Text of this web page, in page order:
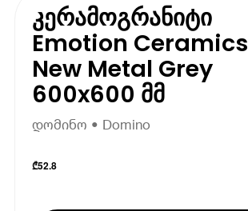
კერამოგრანიტი
Emotion Ceramics
New Metal Grey
600x600 მმ
დომინო • Domino
₾52.8